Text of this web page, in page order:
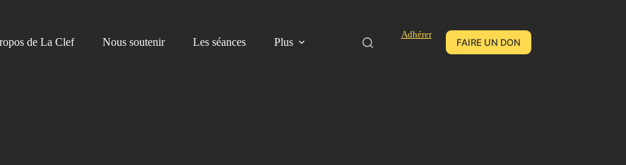
de La Clef
Nous soutenir Les séances Plus
Adhérer
FAIRE UN DON